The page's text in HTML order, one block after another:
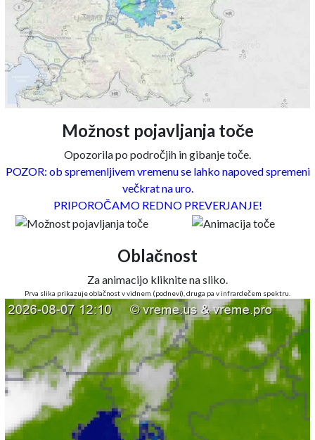
Možnost pojavljanja toče
Opozorila po področjih in gibanje toče.
POZOR: ob spremenljivem vremenu se lahko napoved spremeni
večkrat na uro.
PRIPOROČAMO REDNO PREVERJANJE!
Oblačnost
Za animacijo kliknite na sliko.
Prva slika prikazuje oblačnost v vidnem (podnevi), druga pa v infrardečem spektru.